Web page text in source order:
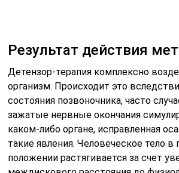
При регулярном использовании
занимают нужное положение, не
мускулатурой. Исчезает
освобождая корешки нервов, уходит
синдром. Мягкое вытяжение под
расслабляет мускулатуру,
принимает обусловленное природой
положение, улучшается снабжение